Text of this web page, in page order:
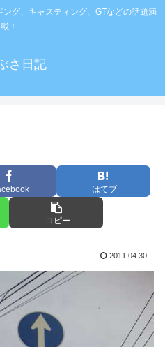
グ、キャスティング、GTなどの話題満
載！
さ日記
はてブ
コピー
2011.04.30